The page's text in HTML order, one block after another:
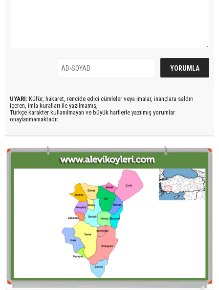
UYARI: Küfür, hakaret, rencide edici cümleler veya imalar, inançlara saldırı
içeren, imla kuralları ile yazılmamış,
Türkçe karakter kullanılmayan ve büyük harflerle yazılmış yorumlar
onaylanmamaktadır.